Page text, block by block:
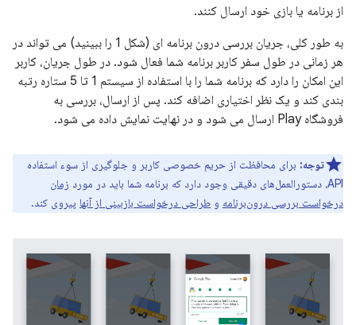
از برنامه یا بازی خود ارسال کنند.
به طور کلی، جریان بررسی درون برنامه ای (شکل 1 را ببینید) می تواند در
هر زمانی در طول سفر کاربر برنامه شما فعال شود. در طول جریان، کاربر
این امکان را دارد که برنامه شما را با استفاده از سیستم 1 تا 5 ستاره رتبه
بندی کند و یک نظر اختیاری اضافه کند. پس از ارسال، بررسی به
فروشگاه Play ارسال می شود و در نهایت نمایش داده می شود.
توجه: برای محافظت از حریم خصوصی کاربر و جلوگیری از سوء استفاده
API، دستورالعمل‌های دقیقی وجود دارد که برنامه شما باید در مورد
زمان
درخواست بررسی درون‌برنامه و طراحی درخواست بازبینی از آنها پیروی کند.